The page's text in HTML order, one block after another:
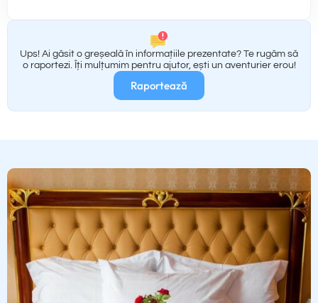
Ups! Ai găsit o greșeală în informațiile prezentate? Te rugăm să
o raportezi. Îți mulțumim pentru ajutor, ești un aventurier erou!
Raportează